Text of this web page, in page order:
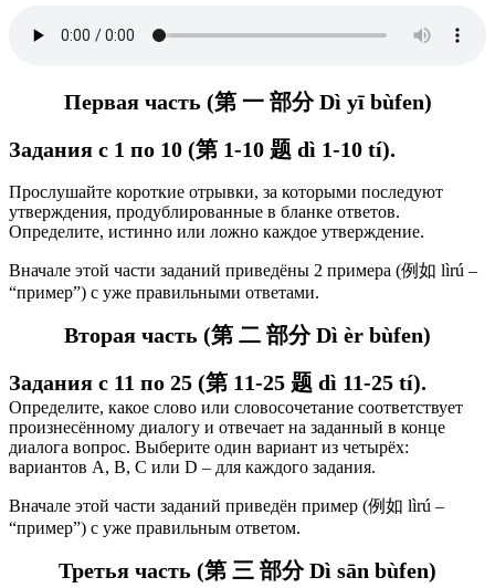
Первая часть (第 一 部分 Dì yī bùfen)
Задания с 1 по 10 (第 1-10 题 dì 1-10 tí).
Прослушайте короткие отрывки, за которыми последуют
утверждения, продублированные в бланке ответов.
Определите, истинно или ложно каждое утверждение.
Вначале этой части заданий приведёны 2 примера (例如 lìrú –
“пример”) с уже правильными ответами.
Вторая часть (第 二 部分 Dì èr bùfen)
Задания с 11 по 25 (第 11-25 题 dì 11-25 tí).
Определите, какое слово или словосочетание соответствует
произнесённому диалогу и отвечает на заданный в конце
диалога вопрос. Выберите один вариант из четырёх:
вариантов А, В, C или D – для каждого задания.
Вначале этой части заданий приведён пример (例如 lìrú –
“пример”) с уже правильным ответом.
Третья часть (第 三 部分 Dì sān bùfen)